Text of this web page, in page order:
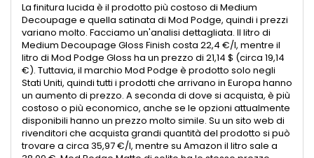
La finitura lucida è il prodotto più costoso di Medium
Decoupage e quella satinata di Mod Podge, quindi i prezzi
variano molto. Facciamo un'analisi dettagliata. Il litro di
Medium Decoupage Gloss Finish costa 22,4 €/l, mentre il
litro di Mod Podge Gloss ha un prezzo di 21,14 $ (circa 19,14
€). Tuttavia, il marchio Mod Podge è prodotto solo negli
Stati Uniti, quindi tutti i prodotti che arrivano in Europa hanno
un aumento di prezzo. A seconda di dove si acquista, è più
costoso o più economico, anche se le opzioni attualmente
disponibili hanno un prezzo molto simile. Su un sito web di
rivenditori che acquista grandi quantità del prodotto si può
trovare a circa 35,97 €/l, mentre su Amazon il litro sale a